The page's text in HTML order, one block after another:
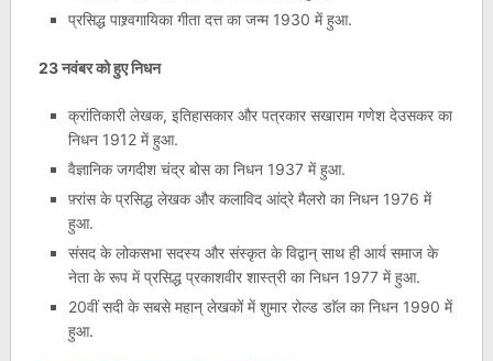
प्रसिद्ध पाश्र्वगायिका गीता दत्त का जन्म 1930 में हुआ.
23 नवंबर को हुए निधन
क्रांतिकारी लेखक, इतिहासकार और पत्रकार सखाराम गणेश देउसकर का
निधन 1912 में हुआ.
वैज्ञानिक जगदीश चंद्र बोस का निधन 1937 में हुआ.
फ़्रांस के प्रसिद्ध लेखक और कलाविद आंद्रे मैलरो का निधन 1976 में
हुआ.
संसद के लोकसभा सदस्य और संस्कृत के विद्वान् साथ ही आर्य समाज के
नेता के रूप में प्रसिद्ध प्रकाशवीर शास्त्री का निधन 1977 में हुआ.
20वीं सदी के सबसे महान् लेखकों में शुमार रोल्‍ड डाॅल का निधन 1990 में
हुआ.